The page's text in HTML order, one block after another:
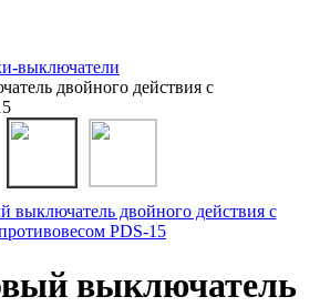
выключатели
двойного действия с
выключатель